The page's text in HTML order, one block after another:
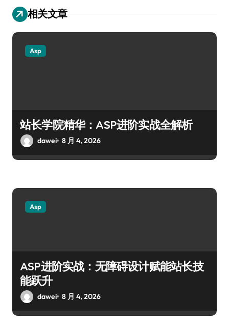
相关文章
Asp
站长学院精华：ASP进阶实战全解析
dawei 8 月 4, 2026
Asp
ASP进阶实战：无障碍设计赋能站长技
能跃升
dawei 8 月 4, 2026